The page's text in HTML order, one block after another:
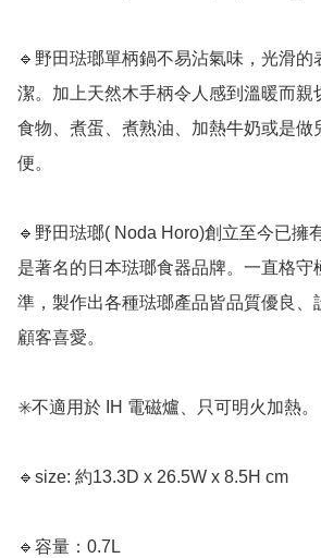
🔹野田琺瑯單柄鍋不易沾氣味，光滑的
潔。加上天然木手柄令人感到溫暖而親
食物、煮蛋、煮熟油、加熱牛奶或是做
便。
🔹野田琺瑯( Noda Horo)創立至今已擁
是著名的日本琺瑯食器品牌。一直格守
準，製作出各種琺瑯產品皆品質優良、
顧客喜愛。
✳️不適用於 IH 電磁爐、只可明火加熱。
🔹size: 約13.3D x 26.5W x 8.5H cm
🔹容量：0.7L